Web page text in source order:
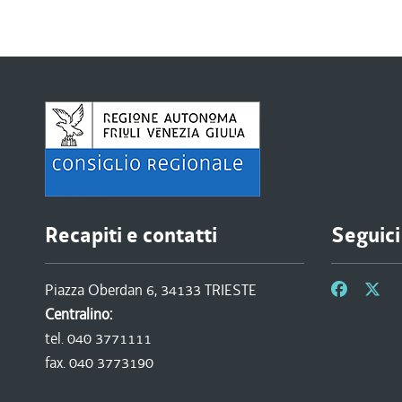
Recapiti e contatti
Piazza Oberdan 6, 34133 TRIESTE
Centralino:
tel. 040 3771111
fax. 040 3773190